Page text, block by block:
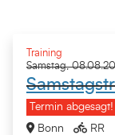
Training
Samstag,
Termin abgesagt!
Bonn
RR